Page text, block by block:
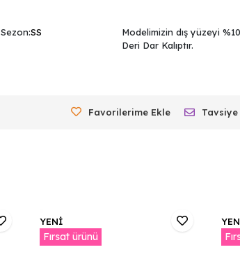
Sezon:SS
Modelimizin dış yüzeyi
Deri Dar Kalıptır.
Favorilerime Ekle Tavsiye
YENİ
Fırsat ürünü